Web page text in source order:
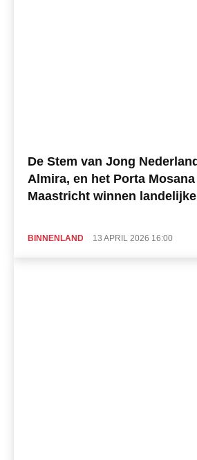
De Stem van Jong
Almira, en het Porta
Maastricht winnen
BINNENLAND 13 APRIL 2026 16:00